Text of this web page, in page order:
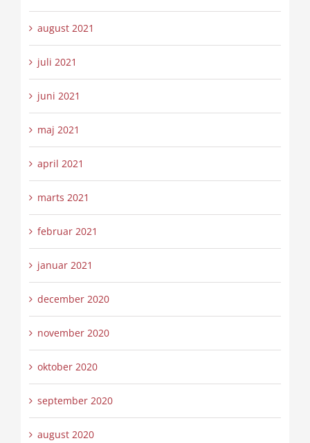
august 2021
juli 2021
juni 2021
maj 2021
april 2021
marts 2021
februar 2021
januar 2021
december 2020
november 2020
oktober 2020
september 2020
august 2020